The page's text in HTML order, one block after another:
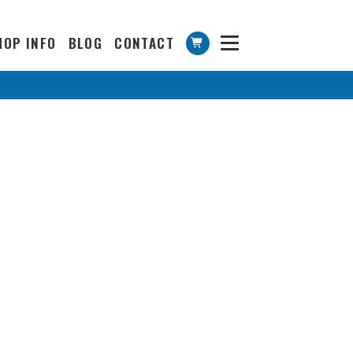
INFO BLOG CONTACT